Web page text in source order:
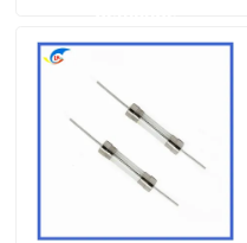
À propos de nous